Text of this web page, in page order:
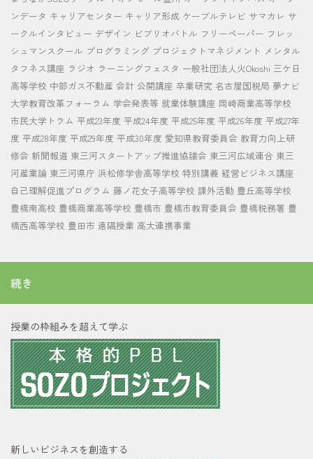
ンデータ キャリアセンター キャリア形成 ケーブルテレビ サマカレ サ
ークルインタビュー デザイン ビブリオバトル フリーペーパー フレッ
シュマンスクール プログラミング プロジェクトマネジメント メンタル
タフネス講座 ラジオ ラーニングフェスタ 一般社団法人火Okoshi 三ケ日
高等学校 中部ガス不動産 会計 公開講座 卒業研究 名古屋国税局 夢ナビ
大学教育改革フォーラム 学会発表等 就業体験講座 岡崎商業高等学校
市民大学トラム 平成23年度 平成24年度 平成25年度 平成26年度 平成27年
度 平成28年度 平成29年度 平成30年度 愛知県教育委員会 教育力向上研
修会 新聞報道 東三河スタートアップ推進協議会 東三河広域連合 東三
河産業論 東三河県庁 浜松修学舎高等学校 特別講義 経営ビジネス講座
自己理解促進プログラム 藤ノ花女子高等学校 課外活動 豊丘高等学校
豊橋南高校 豊橋商業高等学校 豊橋市 豊橋市教育委員会 豊橋税務署 豊
橋西高等学校 豊田市 遠隔授業 高大連携事業
続き
授業の枠組みを超えて学ぶ
新しいビジネスを創造する